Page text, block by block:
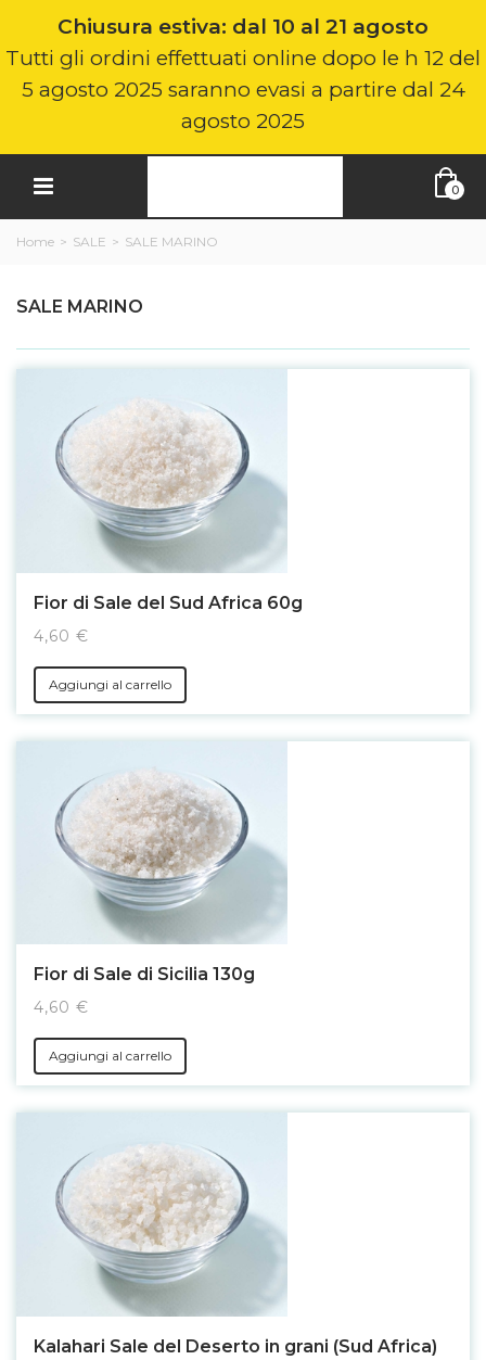
Chiusura estiva: dal 10 al 21 agosto
Tutti gli ordini effettuati online dopo le h 12 del
5 agosto 2025 saranno evasi a partire dal 24
agosto 2025
0
Home > SALE > SALE MARINO
SALE MARINO
Fior di Sale del Sud Africa 60g
4,60 €
Aggiungi al carrello
Fior di Sale di Sicilia 130g
4,60 €
Aggiungi al carrello
Kalahari Sale del Deserto in grani (Sud Africa)